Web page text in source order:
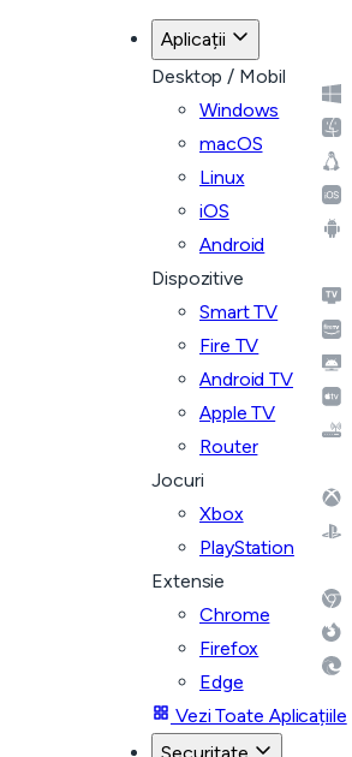
Aplicații
Desktop / Mobil
Windows
macOS
Linux
iOS
Android
Dispozitive
Smart TV
Fire TV
Android TV
Apple TV
Router
Jocuri
Xbox
PlayStation
Extensie
Chrome
Firefox
Edge
Vezi Toate Aplicațiile